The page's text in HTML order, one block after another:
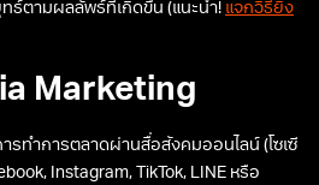
ธ์ตามผลลัพธ์ที่เกิดขึ้น (แนะนำ! แจกวิธียิง
Marketing
รทำการตลาดผ่านสื่อสังคมออนไลน์ (โซเซี
Instagram, TikTok, LINE หรือ